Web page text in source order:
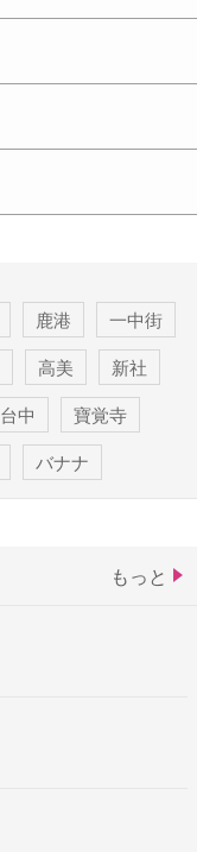
鹿港
一中街
高美
新社
台中
寶覚寺
バナナ
もっと